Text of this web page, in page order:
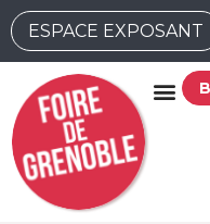
ESPACE EXPOSANT